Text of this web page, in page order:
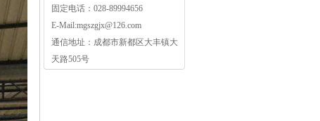
固定电话：028-89994656
E-Mail:mgszgjx@126.com
通信地址：成都市新都区大丰镇大
天路505号